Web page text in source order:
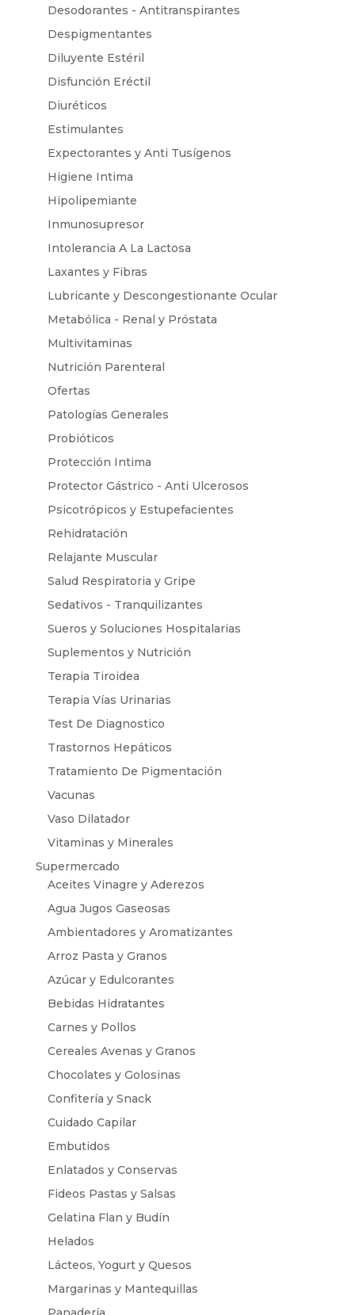
Desodorantes - Antitranspirantes
Despigmentantes
Diluyente Estéril
Disfunción Eréctil
Diuréticos
Estimulantes
Expectorantes y Anti Tusígenos
Higiene Intima
Hipolipemiante
Inmunosupresor
Intolerancia A La Lactosa
Laxantes y Fibras
Lubricante y Descongestionante Ocular
Metabólica - Renal y Próstata
Multivitaminas
Nutrición Parenteral
Ofertas
Patologías Generales
Probióticos
Protección Intima
Protector Gástrico - Anti Ulcerosos
Psicotrópicos y Estupefacientes
Rehidratación
Relajante Muscular
Salud Respiratoria y Gripe
Sedativos - Tranquilizantes
Sueros y Soluciones Hospitalarias
Suplementos y Nutrición
Terapia Tiroidea
Terapia Vías Urinarias
Test De Diagnostico
Trastornos Hepáticos
Tratamiento De Pigmentación
Vacunas
Vaso Dilatador
Vitaminas y Minerales
Supermercado
Aceites Vinagre y Aderezos
Agua Jugos Gaseosas
Ambientadores y Aromatizantes
Arroz Pasta y Granos
Azúcar y Edulcorantes
Bebidas Hidratantes
Carnes y Pollos
Cereales Avenas y Granos
Chocolates y Golosinas
Confitería y Snack
Cuidado Capilar
Embutidos
Enlatados y Conservas
Fideos Pastas y Salsas
Gelatina Flan y Budín
Helados
Lácteos, Yogurt y Quesos
Margarinas y Mantequillas